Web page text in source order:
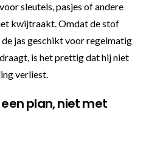
sleutels, pasjes of andere
kwijtraakt. Omdat de stof
jas geschikt voor regelmatig
is het prettig dat hij niet
verliest.
plan, niet met